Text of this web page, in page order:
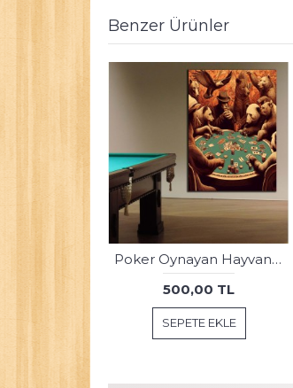
Benzer Ürünler
Fantastik Ağaç ve Geyikler Gold Kanvas Tablo dkmr378
500,00 TL
SEPETE EKLE